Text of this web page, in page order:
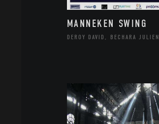
MANNEKEN SWING
DEROY DAVID, BECHARA JULIEN